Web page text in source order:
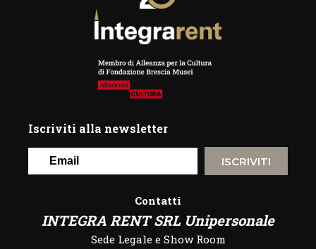
Iscriviti alla newsletter
ISCRIVITI
Contatti
INTEGRA RENT SRL Unipersonale
Sede Legale e Show Room